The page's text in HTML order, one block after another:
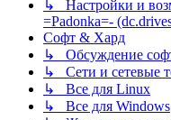
↳ Настройки и
=Padonka=-
Софт & Хард
↳ Обсуждение
↳ Сети и сетевые
↳ Все для Linux
↳ Все для Windows